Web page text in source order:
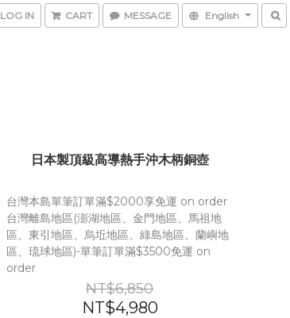
LOG IN CART MESSAGE English
日本製頂級高導熱手沖木柄銅壺
台灣本島單筆訂單滿$2000享免運 on order
台灣離島地區(澎湖地區、金門地區、馬祖地
區、東引地區、烏坵地區、綠島地區、蘭嶼地
區、琉球地區)-單筆訂單滿$3500免運 on
order
NT$6,850
NT$4,980